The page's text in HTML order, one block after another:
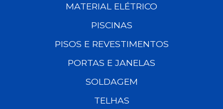
MATERIAL ELÉTRICO
PISCINAS
PISOS E REVESTIMENTOS
PORTAS E JANELAS
SOLDAGEM
TELHAS